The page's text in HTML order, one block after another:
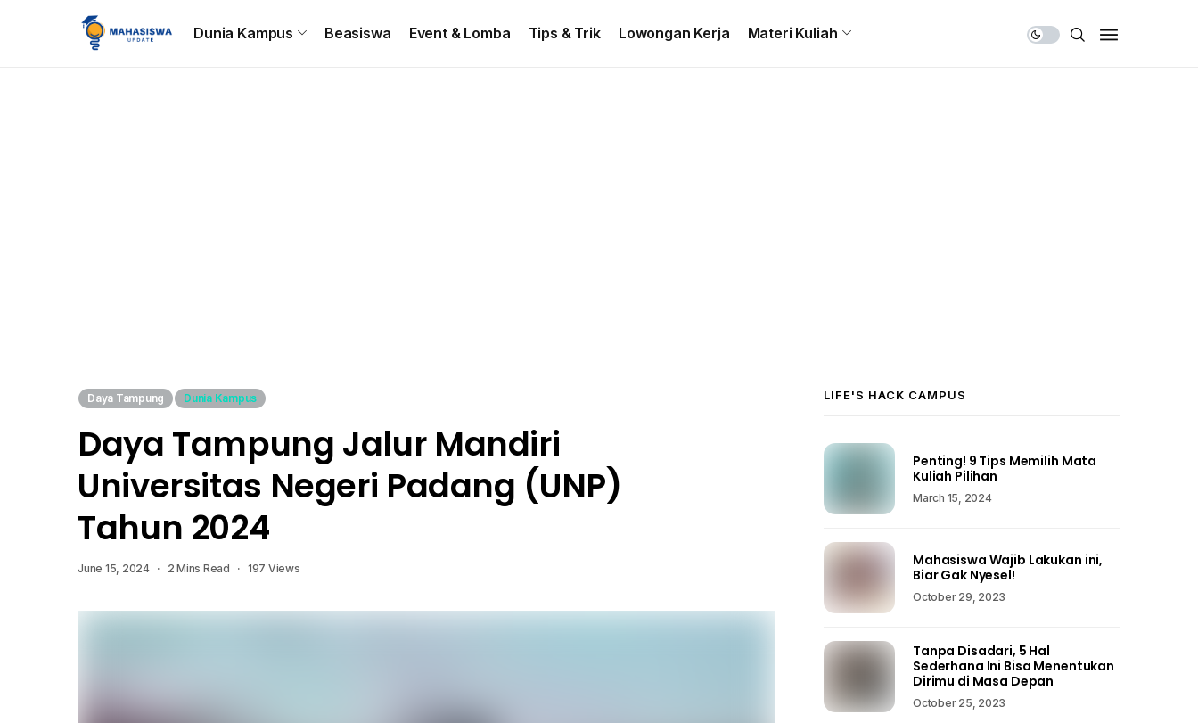
Beranda
Dunia Kampus Beasiswa Event & Lomba Tips & Trik Lowongan Kerja Materi Kuliah
Daya Tampung Dunia Kampus
Daya Tampung Jalur Mandiri
Universitas Negeri Padang (UNP)
Tahun 2024
June 15, 2024 2 Mins Read 197 Views
LIFE'S HACK CAMPUS
Penting! 9 Tips Memilih Mata
Kuliah Pilihan
March 15, 2024
Mahasiswa Wajib Lakukan ini,
Biar Gak Nyesel!
October 29, 2023
Tanpa Disadari, 5 Hal
Sederhana Ini Bisa Menentukan
Dirimu di Masa Depan
October 25, 2023